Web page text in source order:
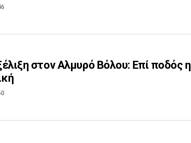
στον Αλμυρό Βόλου: Επί ποδός η